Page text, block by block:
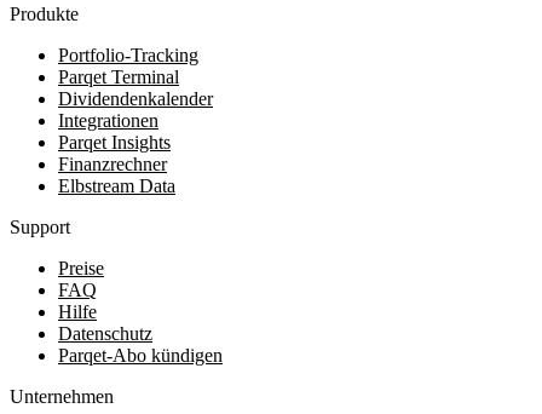
Produkte
Portfolio-Tracking
Parqet Terminal
Dividendenkalender
Integrationen
Parqet Insights
Finanzrechner
Elbstream Data
Support
Preise
FAQ
Hilfe
Datenschutz
Parqet-Abo kündigen
Unternehmen